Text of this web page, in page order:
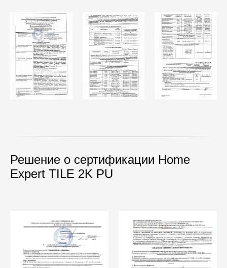
Решение о сертификации Home
Expert TILE 2K PU